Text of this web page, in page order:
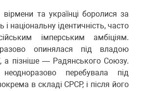
вірмени та українці боролися за
національну ідентичність, часто
імперським амбіціям.
опинялася під владою
а пізніше — Радянського Союзу.
перебувала під
в складі СРСР, і після його